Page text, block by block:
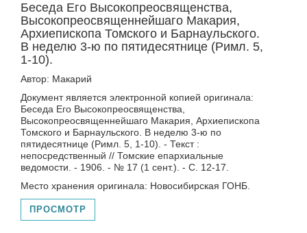
Беседа Его Высокопреосвященства,
Высокопреосвященнейшаго Макария,
Архиепископа Томского и Барнаульского.
В неделю 3-ю по пятидесятнице (Римл. 5,
1-10).
Автор: Макарий
Документ является электронной копией оригинала:
Беседа Его Высокопреосвященства,
Высокопреосвященнейшаго Макария, Архиепископа
Томского и Барнаульского. В неделю 3-ю по
пятидесятнице (Римл. 5, 1-10). - Текст :
непосредственный // Томские епархиальные
ведомости. - 1906. - № 17 (1 сент.). - С. 12-17.
Место хранения оригинала: Новосибирская ГОНБ.
ПРОСМОТР